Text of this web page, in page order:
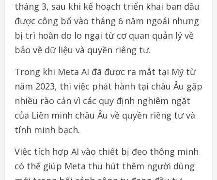
tháng 3, sau khi kế hoạch triển khai ban đầu
được công bố vào tháng 6 năm ngoái nhưng
bị trì hoãn do lo ngại từ cơ quan quản lý về
bảo vệ dữ liệu và quyền riêng tư.
Trong khi Meta AI đã được ra mắt tại Mỹ từ
năm 2023, thì việc phát hành tại châu Âu gặp
nhiều rào cản vì các quy định nghiêm ngặt
của Liên minh châu Âu về quyền riêng tư và
tính minh bạch.
Việc tích hợp AI vào thiết bị đeo thông minh
có thể giúp Meta thu hút thêm người dùng